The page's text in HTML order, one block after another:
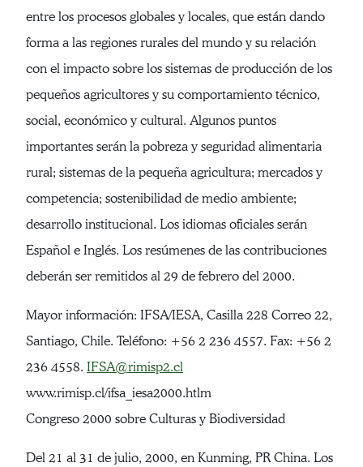
entre los procesos globales y locales, que están dando
forma a las regiones rurales del mundo y su relación
con el impacto sobre los sistemas de producción de los
pequeños agricultores y su comportamiento técnico,
social, económico y cultural. Algunos puntos
importantes serán la pobreza y seguridad alimentaria
rural; sistemas de la pequeña agricultura; mercados y
competencia; sostenibilidad de medio ambiente;
desarrollo institucional. Los idiomas oficiales serán
Español e Inglés. Los resúmenes de las contribuciones
deberán ser remitidos al 29 de febrero del 2000.
Mayor información: IFSA/IESA, Casilla 228 Correo 22,
Santiago, Chile. Teléfono: +56 2 236 4557. Fax: +56 2
236 4558. IFSA@rimisp2.cl
www.rimisp.cl/ifsa_iesa2000.htlm
Congreso 2000 sobre Culturas y Biodiversidad
Del 21 al 31 de julio, 2000, en Kunming, PR China. Los